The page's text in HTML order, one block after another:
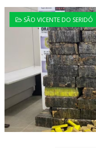
SÃO VICENTE DO SERIDÓ